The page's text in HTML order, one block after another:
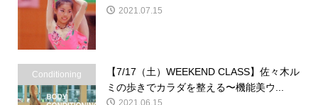
体操
2021.07.15
Conditioning
【7/17（土）WEEKEND CLASS】佐々木ル
ミの歩きでカラダを整える〜機能美ウ...